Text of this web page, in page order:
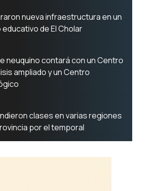
nueva infraestructura en un
de El Cholar
neuquino contará con un Centro
ampliado y un Centro
clases en varias regiones
por el temporal